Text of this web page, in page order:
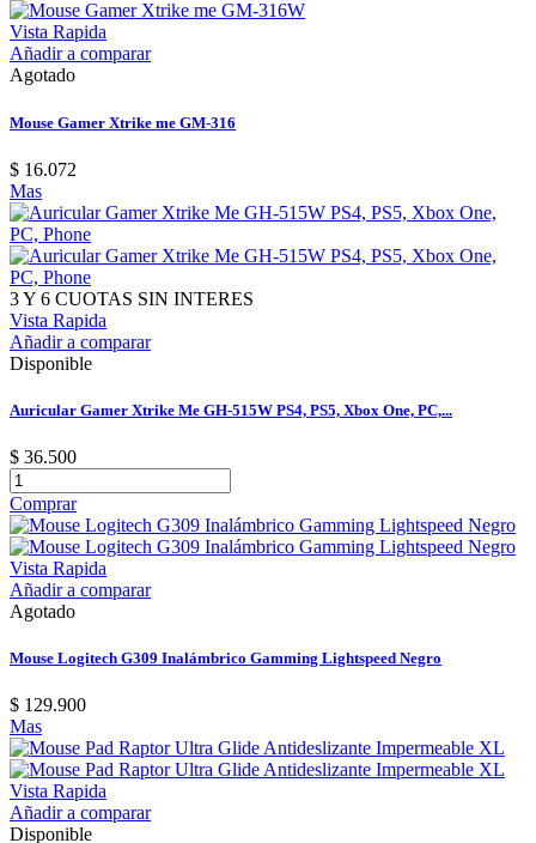
Vista Rapida
Añadir a comparar
Agotado
Mouse Gamer Xtrike me GM-316
$ 16.072
Mas
3 Y 6 CUOTAS SIN INTERES
Vista Rapida
Añadir a comparar
Disponible
Auricular Gamer Xtrike Me GH-515W PS4, PS5, Xbox One, PC,...
$ 36.500
Comprar
Vista Rapida
Añadir a comparar
Agotado
Mouse Logitech G309 Inalámbrico Gamming Lightspeed Negro
$ 129.900
Mas
Vista Rapida
Añadir a comparar
Disponible